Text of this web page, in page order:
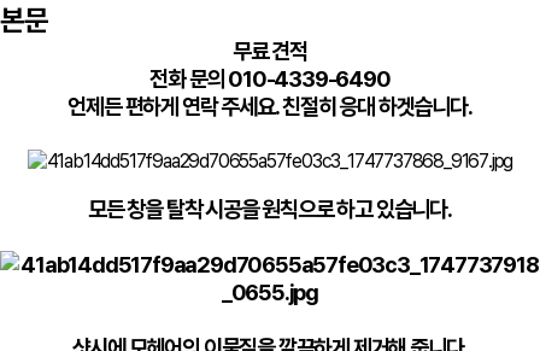
본문
무료 견적
전화 문의 010-4339-6490
언제든 편하게 연락 주세요. 친절히 응대 하겟습니다.
모든 창을 탈착 시공을 원칙으로 하고 있습니다.